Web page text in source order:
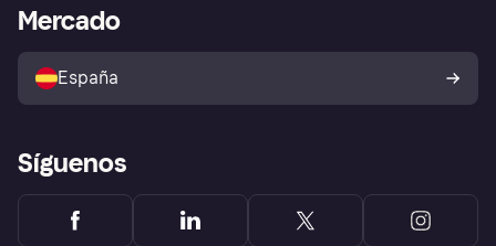
Directorio de tiendas
Política de protección al
comprador de Klarna
Reclamaciones
Acceso empresas
Mercado
España
Síguenos